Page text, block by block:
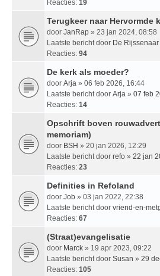
Reacties: 19
Terugkeer naar Hervormde
door JanRap » 23 jan 2024, 08:58
Laatste bericht door De Rijssenaar
Reacties: 94
De kerk als moeder?
door Arja » 06 feb 2026, 16:44
Laatste bericht door Arja » 07 feb
Reacties: 14
Opschrift boven
memoriam)
door BSH » 20 jan 2026, 12:29
Laatste bericht door refo » 22 jan
Reacties: 23
Definities in Refoland
door Job » 03 jan 2022, 22:38
Laatste bericht door vriend-en-
Reacties: 67
(Straat)evangelisatie
door Marck » 19 apr 2023, 09:22
Laatste bericht door Susan » 29
Reacties: 105